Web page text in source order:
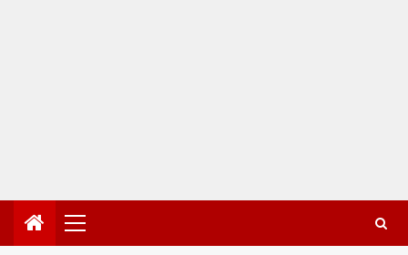
Primary
Menu